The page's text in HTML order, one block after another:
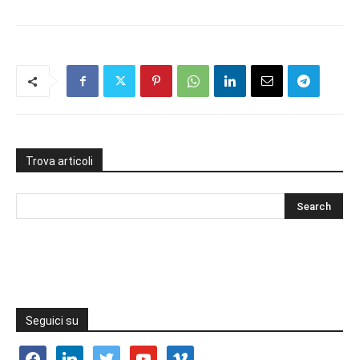
Trova articoli
Seguici su
facebooklinkedin twitter youtube vimeo